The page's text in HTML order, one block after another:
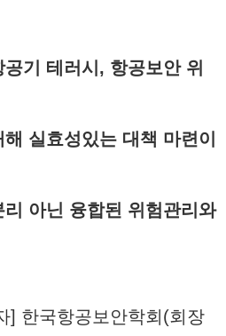
기 테러시, 항공보안 위
실효성있는 대책 마련이
아닌 융합된 위험관리와
] 한국항공보안학회(회장